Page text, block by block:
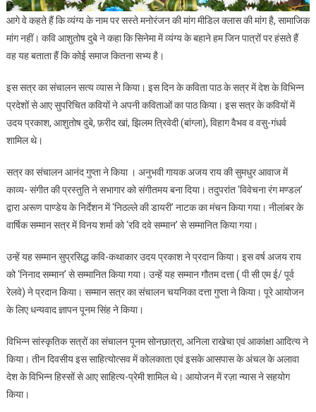
आगे वे कहते हैं कि व्यंग्य के नाम पर सस्ते मनोरंजन की मांग मीडिल क्लास की मांग है, सामाजिक
मांग नहीं। कवि आशुतोष दुबे ने कहा कि सिनेमा में व्यंग्य के बहाने हम जिन पात्रों पर हंसते हैं
वह यह बताता हैं कि कोई समाज कितना सभ्य है।
इस सत्र का संचालन सत्य व्यास ने किया। इस दिन के कविता पाठ के सत्र में देश के विभिन्न
प्रदेशों से आए सुपरिचित कवियों ने अपनी कविताओं का पाठ किया। इस सत्र के कवियों में
उदय प्रकाश, आशुतोष दुबे, फ़रीद खां, झिलम त्रिवेदी (बांग्ला), विहाग वैभव व वसु-गंधर्व
शामिल थे।
सत्र का संचालन आनंद गुप्ता ने किया । अनुभवी गायक अजय राय की सुमधुर आवाज में
काव्य- संगीत की प्रस्तुति ने सभागार को संगीतमय बना दिया। तदुपरांत ‘विवेचना रंग मण्डल’
द्वारा अरूण पाण्डेय के निर्देशन में ‘निठल्ले की डायरी’ नाटक का मंचन किया गया। नीलांबर के
वार्षिक सम्मान सत्र में विनय शर्मा को ‘रवि दवे सम्मान’ से सम्मानित किया गया।
उन्हें यह सम्मान सुप्रसिद्ध कवि-कथाकार उदय प्रकाश ने प्रदान किया। इस वर्ष अजय राय
को ‘निनाद सम्मान’ से सम्मानित किया गया।‌ उन्हें यह सम्मान गौतम दत्ता ( पी सी एम ई/ पूर्व
रेलवे) ने प्रदान किया। सम्मान सत्र का संचालन चयनिका दत्ता गुप्ता ने किया। पूरे आयोजन
के लिए धन्यवाद ज्ञापन पूनम सिंह ने किया।
विभिन्न सांस्कृतिक सत्रों का संचालन पूनम सोनछात्रा, अनिला राखेचा एवं आकांक्षा आदित्य ने
किया। तीन दिवसीय इस साहित्योत्सव में कोलकाता एवं इसके आसपास के अंचल के अलावा
देश के विभिन्न हिस्सों से आए साहित्य-प्रेमी शामिल थे। आयोजन में रज़ा न्यास ने सहयोग
किया।